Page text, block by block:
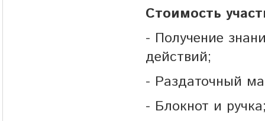
Стоимость
- Получение
действий;
- Раздаточный
- Блокнот и